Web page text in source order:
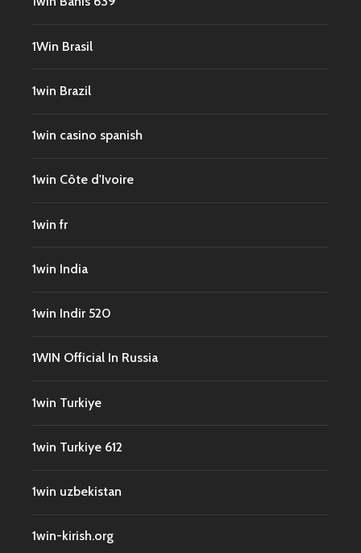
1Win Brasil
1win Brazil
1win casino spanish
1win Côte d'Ivoire
1win fr
1win India
1win Indir 520
1WIN Official In Russia
1win Turkiye
1win Turkiye 612
1win uzbekistan
1win-kirish.org